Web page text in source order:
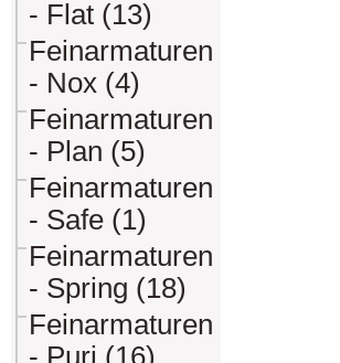
- Flat (13)
Feinarmaturen
- Nox (4)
Feinarmaturen
- Plan (5)
Feinarmaturen
- Safe (1)
Feinarmaturen
- Spring (18)
Feinarmaturen
- Puri (16)